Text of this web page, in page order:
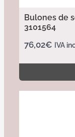
Bulones de
3101564
76,02€ IVA